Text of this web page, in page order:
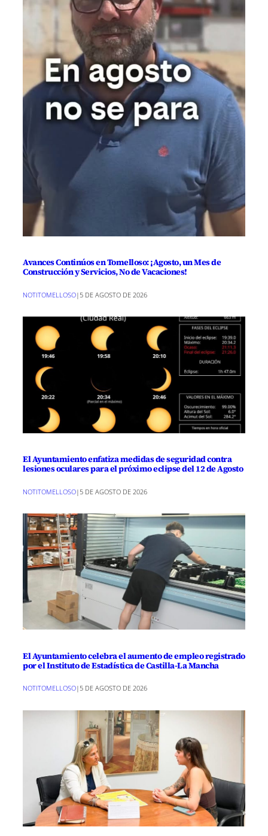
Avances Continúos en Tomelloso: ¡Agosto, un Mes de
Construcción y Servicios, No de Vacaciones!
NOTITOMELLOSO| 5 DE AGOSTO DE 2026
El Ayuntamiento enfatiza medidas de seguridad contra
lesiones oculares para el próximo eclipse del 12 de Agosto
NOTITOMELLOSO| 5 DE AGOSTO DE 2026
El Ayuntamiento celebra el aumento de empleo registrado
por el Instituto de Estadística de Castilla-La Mancha
NOTITOMELLOSO|5 DE AGOSTO DE 2026